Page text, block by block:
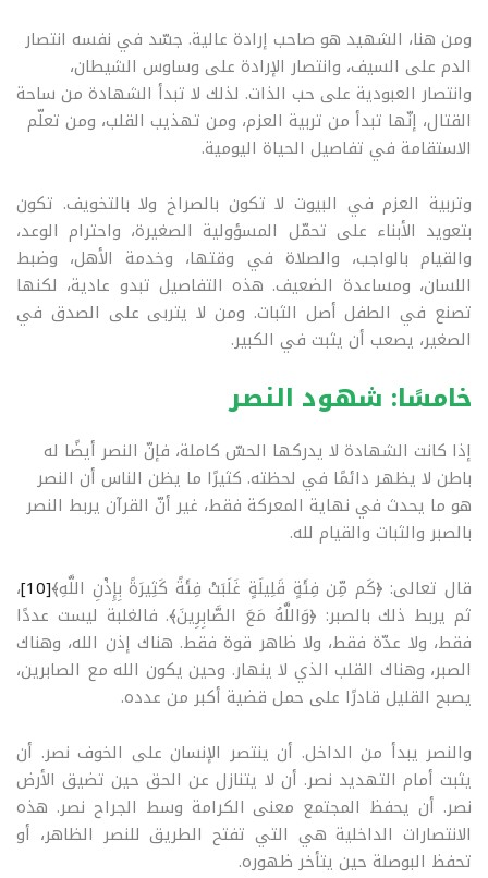
ومن هنا، الشهيد هو صاحب إرادة عالية. جسّد في نفسه انتصار
الدم على السيف، وانتصار الإرادة على وساوس الشيطان،
وانتصار العبودية على حب الذات. لذلك لا تبدأ الشهادة من ساحة
القتال، إنّها تبدأ من تربية العزم، ومن تهذيب القلب، ومن تعلّم
الاستقامة في تفاصيل الحياة اليومية.
وتربية العزم في البيوت لا تكون بالصراخ ولا بالتخويف. تكون
بتعويد الأبناء على تحمّل المسؤولية الصغيرة، واحترام الوعد،
والقيام بالواجب، والصلاة في وقتها، وخدمة الأهل، وضبط
اللسان، ومساعدة الضعيف. هذه التفاصيل تبدو عادية، لكنها
تصنع في الطفل أصل الثبات. ومن لا يتربى على الصدق في
الصغير، يصعب أن يثبت في الكبير.
خامسًا: شهود النصر
إذا كانت الشهادة لا يدركها الحسّ كاملة، فإنّ النصر أيضًا له
باطن لا يظهر دائمًا في لحظته. كثيرًا ما يظن الناس أن النصر
هو ما يحدث في نهاية المعركة فقط، غير أنّ القرآن يربط النصر
بالصبر والثبات والقيام لله.
قال تعالى: ﴿كَم مِّن فِئَةٍ قَلِيلَةٍ غَلَبَتْ فِئَةً كَثِيرَةً بِإِذْنِ اللَّهِ﴾[10]
،
ثم يربط ذلك بالصبر: ﴿وَاللَّهُ مَعَ الصَّابِرِينَ﴾. فالغلبة ليست عددًا
فقط، ولا عدّة فقط، ولا ظاهر قوة فقط. هناك إذن الله، وهناك
الصبر، وهناك القلب الذي لا ينهار. وحين يكون الله مع الصابرين،
يصبح القليل قادرًا على حمل قضية أكبر من عدده.
والنصر يبدأ من الداخل. أن ينتصر الإنسان على الخوف نصر. أن
يثبت أمام التهديد نصر. أن لا يتنازل عن الحق حين تضيق الأرض
نصر. أن يحفظ المجتمع معنى الكرامة وسط الجراح نصر. هذه
الانتصارات الداخلية هي التي تفتح الطريق للنصر الظاهر، أو
تحفظ البوصلة حين يتأخر ظهوره.